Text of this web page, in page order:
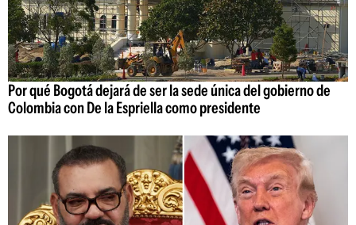
Por qué Bogotá dejará de ser la sede única del gobierno de
Colombia con De la Espriella como presidente